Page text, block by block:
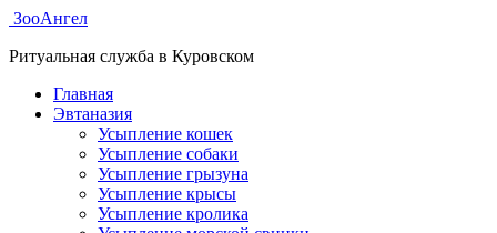
ЗооАнгел
Ритуальная служба в Куровском
Главная
Эвтаназия
Усыпление кошек
Усыпление собаки
Усыпление грызуна
Усыпление крысы
Усыпление кролика